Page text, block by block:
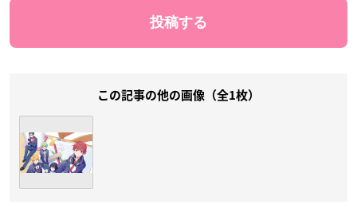
この記事の他の画像（全1枚）